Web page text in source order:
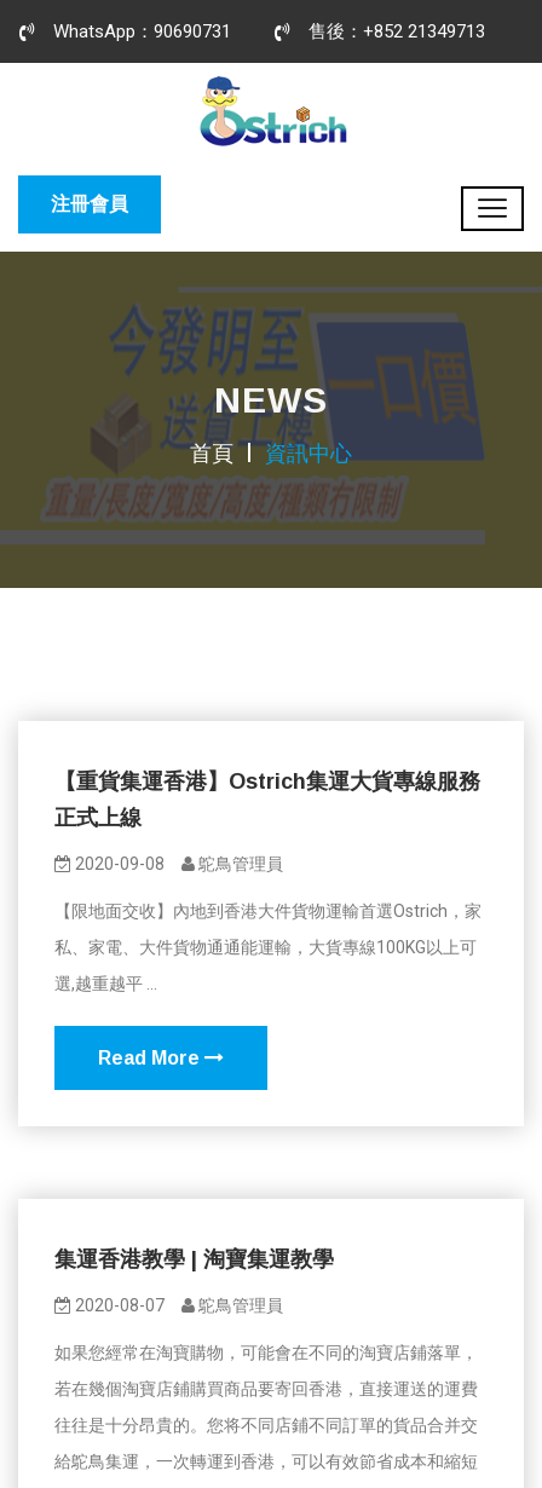
WhatsApp：90690731 售後：+852 21349713
注冊會員
NEWS
首頁 資訊中心
【重貨集運香港】Ostrich集運大貨專線服務
正式上線
2020-09-08 鴕鳥管理員
【限地面交收】內地到香港大件貨物運輸首選Ostrich，家
私、家電、大件貨物通通能運輸，大貨專線100KG以上可
選,越重越平 ...
Read More
集運香港教學 | 淘寶集運教學
2020-08-07 鴕鳥管理員
如果您經常在淘寶購物，可能會在不同的淘寶店鋪落單，
若在幾個淘寶店鋪購買商品要寄回香港，直接運送的運費
往往是十分昂貴的。您将不同店鋪不同訂單的貨品合并交
給鴕鳥集運，一次轉運到香港，可以有效節省成本和縮短